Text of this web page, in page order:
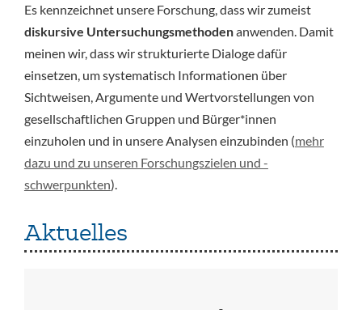
Es kennzeichnet unsere Forschung, dass wir zumeist
diskursive Untersuchungsmethodenanwenden. Damit
meinen wir, dass wir strukturierte Dialoge dafür
einsetzen, um systematisch Informationen über
Sichtweisen, Argumente und Wertvorstellungen von
gesellschaftlichen Gruppen und Bürger*innen
einzuholen und in unsere Analysen einzubinden (mehr
dazu und zu unseren Forschungszielen und -
schwerpunkten).
Aktuelles